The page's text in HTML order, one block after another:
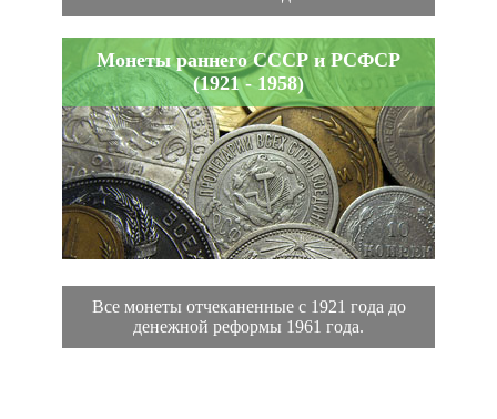
Монеты раннего СССР и РСФСР
(1921 - 1958)
Все монеты отчеканенные с 1921 года до
денежной реформы 1961 года.